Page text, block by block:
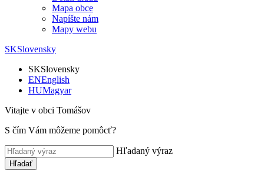
Mapa obce
Napíšte nám
Mapy webu
SKSlovensky
SKSlovensky
ENEnglish
HUMagyar
Vitajte v obci Tomášov
S čím Vám môžeme pomôcť?
Hľadaný výraz
Hľadať